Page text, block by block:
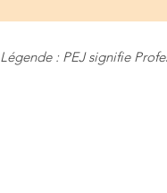
Légende : PEJ signifie